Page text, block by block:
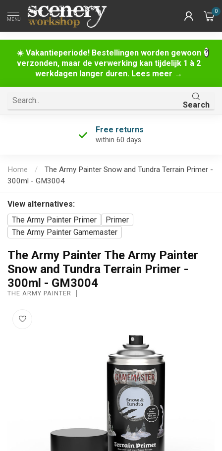
☀️ Vakantieperiode! Bestellingen worden gewoon
verzonden, maar de verwerking kan tijdelijk 1 à 2
werkdagen langer duren. Lees meer →
MENU
0
Search
Free returns
within 60 days
Home /
The Army Painter Snow and Tundra Terrain Primer -
300ml - GM3004
View alternatives:
The Army Painter Primer
Primer
The Army Painter Gamemaster
The Army Painter The Army Painter
Snow and Tundra Terrain Primer -
300ml - GM3004
THE ARMY PAINTER